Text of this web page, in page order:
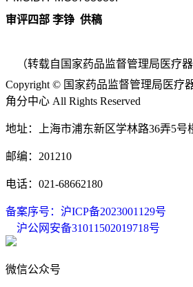
审评四部 李铮 供稿
（转载自国家药品监督管理局医疗
Copyright © 国家药品监督管理局医疗
角分中心 All Rights Reserved
地址：上海市浦东新区学林路36弄5号
邮编：201210
电话：021-68662180
备案序号：沪ICP备2023001129号
沪公网安备31011502019718号
微信公众号